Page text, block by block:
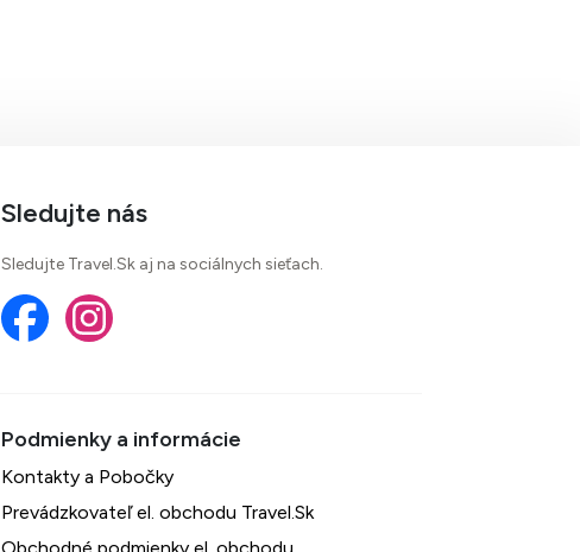
Sledujte nás
Sledujte Travel.Sk aj na sociálnych sieťach.
Kontakty a Pobočky
Prevádzkovateľ el. obchodu Travel.Sk